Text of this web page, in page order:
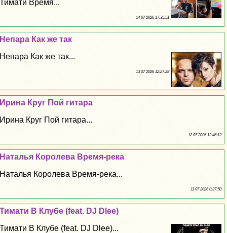
Тимати Время...
14 07 2026 17:35:51
Непара Как же так
Непара Как же так...
13 07 2026 12:27:28
Ирина Круг Пой гитара
Ирина Круг Пой гитара...
12 07 2026 12:46:12
Наталья Королева Время-река
Наталья Королева Время-река...
11 07 2026 0:37:50
Тимати В Клубе (feat. DJ Dlee)
Тимати В Клубе (feat. DJ Dlee)...